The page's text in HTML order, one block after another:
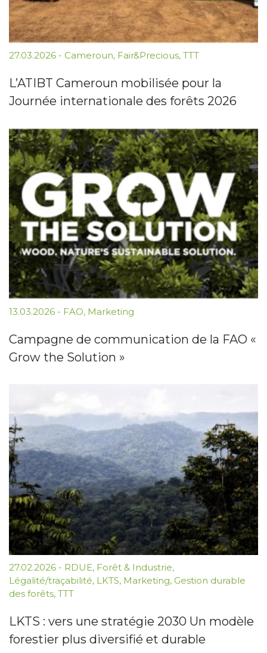
27.03.2026 - Cameroun, Fair&Precious, TTT
L’ATIBT Cameroun mobilisée pour la
Journée internationale des forêts 2026
13.03.2026 - FAO, Marketing
Campagne de communication de la FAO «
Grow the Solution »
27.02.2026 - RDUE, Forêt & Industrie,
Légalité/traçabilité, LKTS, Marketing, Gestion durable
des forêts, TTT
LKTS : vers une stratégie 2030 Un modèle
forestier plus diversifié et durable